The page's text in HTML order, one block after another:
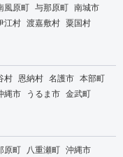
風原町 与那原町 南城市
江村 渡嘉敷村 粟国村
村 恩納村 名護市 本部町
縄市 うるま市 金武町
原町 八重瀬町 沖縄市